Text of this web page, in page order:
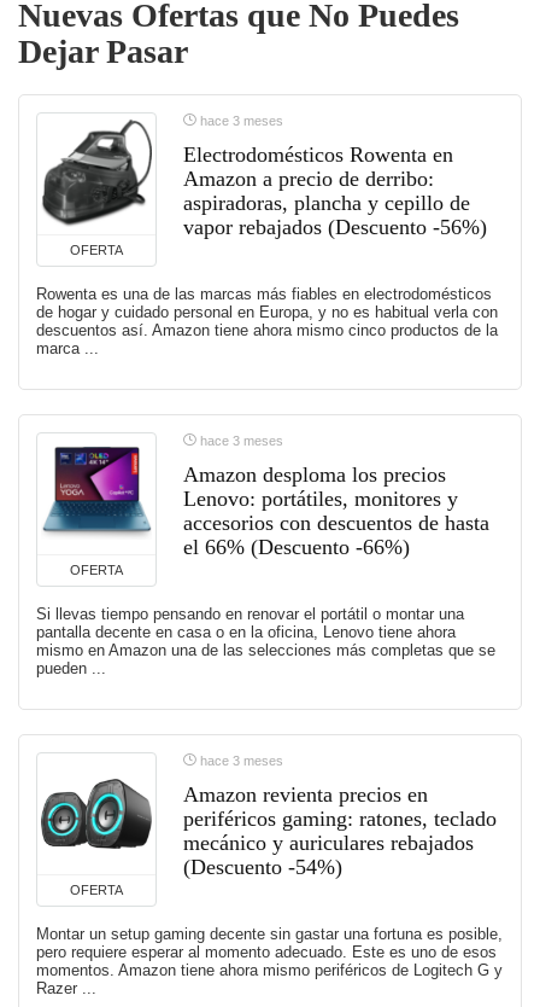
Nuevas Ofertas que No Puedes
Dejar Pasar
OFERTA
hace 3 meses
Electrodomésticos Rowenta en
Amazon a precio de derribo:
aspiradoras, plancha y cepillo de
vapor rebajados (Descuento -56%)
Rowenta es una de las marcas más fiables en electrodomésticos
de hogar y cuidado personal en Europa, y no es habitual verla con
descuentos así. Amazon tiene ahora mismo cinco productos de la
marca ...
OFERTA
hace 3 meses
Amazon desploma los precios
Lenovo: portátiles, monitores y
accesorios con descuentos de hasta
el 66% (Descuento -66%)
Si llevas tiempo pensando en renovar el portátil o montar una
pantalla decente en casa o en la oficina, Lenovo tiene ahora
mismo en Amazon una de las selecciones más completas que se
pueden ...
OFERTA
hace 3 meses
Amazon revienta precios en
periféricos gaming: ratones, teclado
mecánico y auriculares rebajados
(Descuento -54%)
Montar un setup gaming decente sin gastar una fortuna es posible,
pero requiere esperar al momento adecuado. Este es uno de esos
momentos. Amazon tiene ahora mismo periféricos de Logitech G y
Razer ...